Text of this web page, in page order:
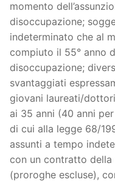
momento
disoccupazione;
indeterminato che al
compiuto il 55° anno
disoccupazione;
svantaggiati
giovani laureati/
ai 35 anni (40 anni
di cui alla legge 68/
assunti a tempo
con un contratto della
(proroghe escluse),